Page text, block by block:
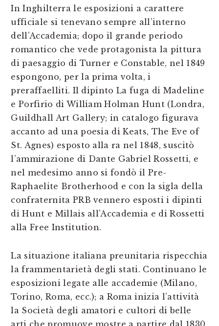
In Inghilterra le esposizioni a carattere
ufficiale si tenevano sempre all’interno
dell’Accademia; dopo il grande periodo
romantico che vede protagonista la pittura
di paesaggio di Turner e Constable, nel 1849
espongono, per la prima volta, i
preraffaelliti. Il dipinto La fuga di Madeline
e Porfirio di William Holman Hunt (Londra,
Guildhall Art Gallery; in catalogo figurava
accanto ad una poesia di Keats, The Eve of
St. Agnes) esposto alla ra nel 1848, suscitò
l’ammirazione di Dante Gabriel Rossetti, e
nel medesimo anno si fondò il Pre-
Raphaelite Brotherhood e con la sigla della
confraternita PRB vennero esposti i dipinti
di Hunt e Millais all’Accademia e di Rossetti
alla Free Institution.
La situazione italiana preunitaria rispecchia
la frammentarietà degli stati. Continuano le
esposizioni legate alle accademie (Milano,
Torino, Roma, ecc.); a Roma inizia l’attività
la Società degli amatori e cultori di belle
arti che promuove mostre a partire dal 1830